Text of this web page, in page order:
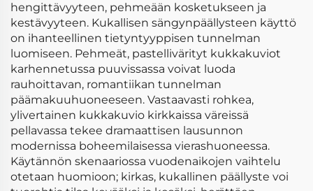
hengittävyyteen, pehmeään kosketukseen ja
kestävyyteen. Kukallisen sängynpäällysteen käyttö
on ihanteellinen tietyntyyppisen tunnelman
luomiseen. Pehmeät, pastellivärityt kukkakuviot
karhennetussa puuvissassa voivat luoda
rauhoittavan, romantiikan tunnelman
päämakuuhuoneeseen. Vastaavasti rohkea,
ylivertainen kukkakuvio kirkkaissa väreissä
pellavassa tekee dramaattisen lausunnon
modernissa boheemilaisessa vierashuoneessa.
Käytännön skenaariossa vuodenaikojen vaihtelu
otetaan huomioon; kirkas, kukallinen päällyste voi